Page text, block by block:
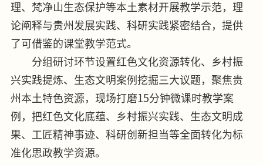
理、梵净山生态保护等本土素材开展教学示范，理
论阐释与贵州发展实践、科研实践紧密结合，提供
了可借鉴的课堂教学范式。
分组研讨环节设置红色文化资源转化、乡村振
兴实践提炼、生态文明案例挖掘三大议题，聚焦贵
州本土特色资源，现场打磨15分钟微课时教学案
例，把红色文化底蕴、乡村振兴实践、生态文明成
果、工匠精神事迹、科研创新担当等全面转化为标
准化思政教学资源。